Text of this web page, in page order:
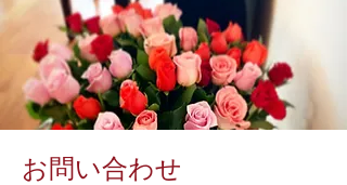
​お問い合わせ